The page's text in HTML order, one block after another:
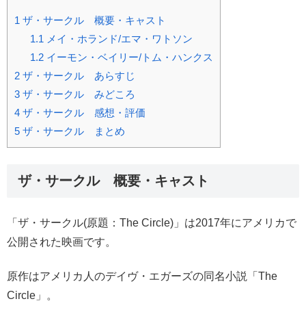
1 ザ・サークル 概要・キャスト
1.1 メイ・ホランド/エマ・ワトソン
1.2イーモン・ベイリー/トム・ハンクス
2 ザ・サークル あらすじ
3 ザ・サークル みどころ
4 ザ・サークル 感想・評価
5 ザ・サークル まとめ
ザ・サークル 概要・キャスト
「ザ・サークル(原題：The Circle)」は2017年にアメリカで
公開された映画です。
原作はアメリカ人のデイヴ・エガーズの同名小説「The
Circle」。